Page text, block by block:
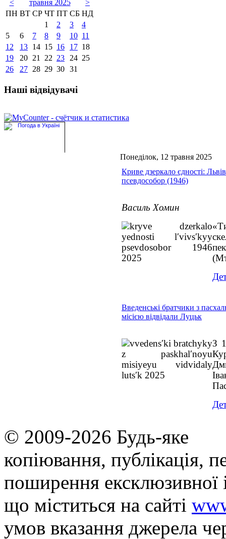
< травня 2025
>
ПН ВТ СР ЧТ ПТ СБ НД
1
2 3
4
5
6 7 8 9 10 11
12
13 14 15 16 17 18
19
20 21 22 23 24 25
26
27 28 29 30 31
Наші відвідувачі
Понеділок, 12 травня 2025
Криве дзеркало єдності:
псевдособор (1946)
Василь Хомин
Введенські братчики з
місією відвідали Луцьк
З
© 2009-2026 Будь-яке
копiювання, публiкацiя,
поширення
що мiститься на сайті
умов вказання джерела